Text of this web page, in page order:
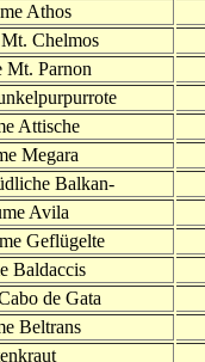
Athos
Chelmos
Mt. Parnon
Attische
Megara
Balkan-
Avila
Geflügelte
Baldaccis
de Gata
Beltrans